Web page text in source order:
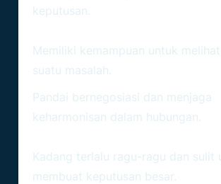
keputusan.
Memiliki kemampuan untuk
suatu masalah.
Pandai bernegosiasi dan menjaga
keharmonisan dalam hubungan.
Kadang terlalu ragu-ragu dan sulit
membuat keputusan besar.